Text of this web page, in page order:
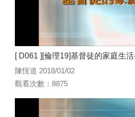
[ D061 ][倫理19]基督徒的家庭生活
陳恆道 2018/01/02
觀看次數：8875